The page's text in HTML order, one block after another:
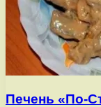
Печень «По-